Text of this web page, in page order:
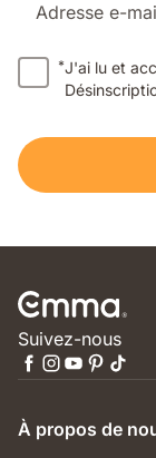
Adresse e-
*J'ai lu et
Suivez-nous
À propos de